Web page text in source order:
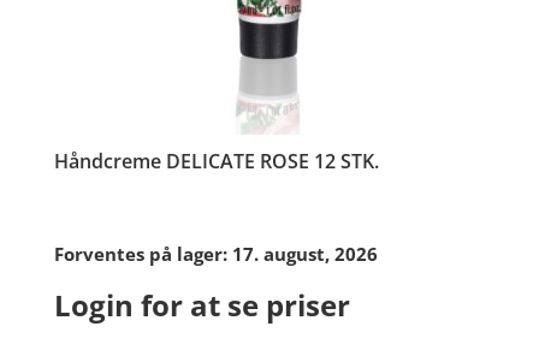
Håndcreme DELICATE ROSE 12 STK.
Forventes på lager: 17. august, 2026
Login for at se priser